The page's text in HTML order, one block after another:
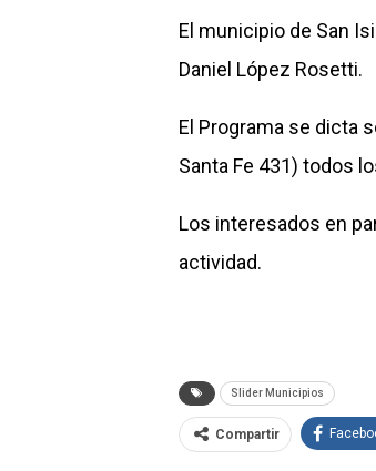
El municipio de San
Daniel López Rosetti.
El Programa se dicta
Santa Fe 431) todos
Los interesados en
actividad.
Slider Municipios
Compartir